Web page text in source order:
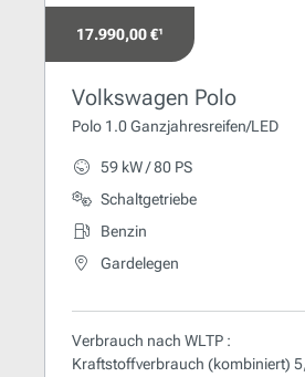
17.990,00 €¹
Volkswagen Polo
Polo 1.0 Ganzjahresreifen/LED
59 kW / 80 PS
Schaltgetriebe
Benzin
Gardelegen
Verbrauch nach WLTP :
Kraftstoffverbrauch (kombiniert)